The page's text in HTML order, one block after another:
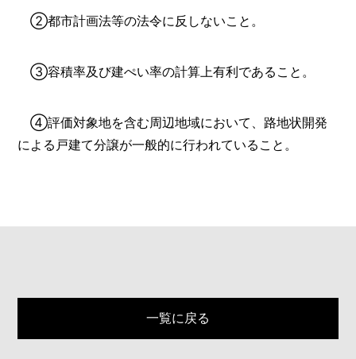
②都市計画法等の法令に反しないこと。
③容積率及び建ぺい率の計算上有利であること。
④評価対象地を含む周辺地域において、路地状開発
による戸建て分譲が一般的に行われていること。
一覧に戻る